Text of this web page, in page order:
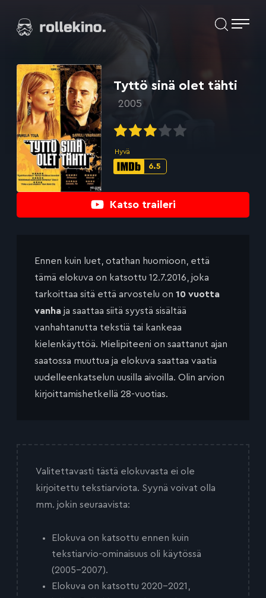
suoraan
Elokuvat ja elokuva-arviot | Rollekino.fi
jälkeen.
Katso traileri
Tyttö sinä olet tähti
2005
Hyvä
IMDb-
6.5
Ennen kuin luet, otathan huomioon, että
tämä elokuva on katsottu 12.7.2016, joka
tarkoittaa sitä että arvostelu on 10 vuotta
vanha ja saattaa siitä syystä sisältää
vanhahtanutta tekstiä tai kankeaa
kielenkäyttöä. Mielipiteeni on saattanut ajan
saatossa muuttua ja elokuva saattaa vaatia
uudelleenkatselun uusilla aivoilla. Olin arvion
kirjoittamishetkellä 28-vuotias.
Valitettavasti tästä elokuvasta ei ole
kirjoitettu tekstiarviota. Syynä voivat olla
mm. jokin seuraavista:
Elokuva on katsottu ennen kuin
tekstiarvio-ominaisuus oli käytössä
(2005-2007).
Elokuva on katsottu 2020-2021,